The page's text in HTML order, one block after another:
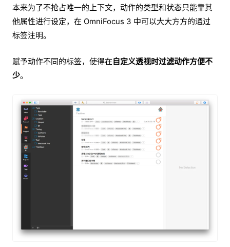
本来为了不抢占唯一的上下文，动作的类型和状态只能靠其
他属性进行设定，在 OmniFocus 3 中可以大大方方的通过
标签注明。
赋予动作不同的标签，使得在自定义透视时过滤动作方便不
少。